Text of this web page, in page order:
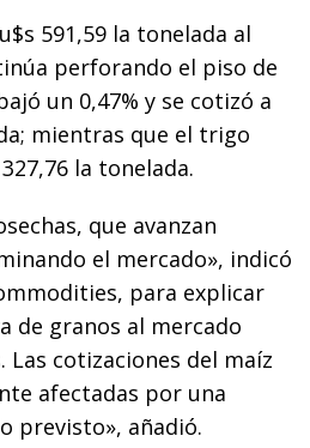
591,59 la tonelada al
perforando el piso de
un 0,47% y se cotizó a
mientras que el trigo
la tonelada.
que avanzan
el mercado», indicó
para explicar
de granos al mercado
Las cotizaciones del maíz
afectadas por una
previsto», añadió.